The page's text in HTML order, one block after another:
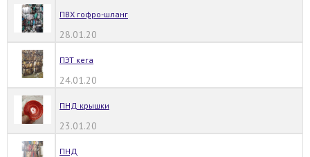
ПВХ гофро-шланг
28.01.20
ПЭТ кега
24.01.20
ПНД крышки
23.01.20
ПНД